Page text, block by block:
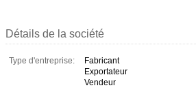
Détails de la société
Type d'entreprise:
Fabricant
Exportateur
Vendeur